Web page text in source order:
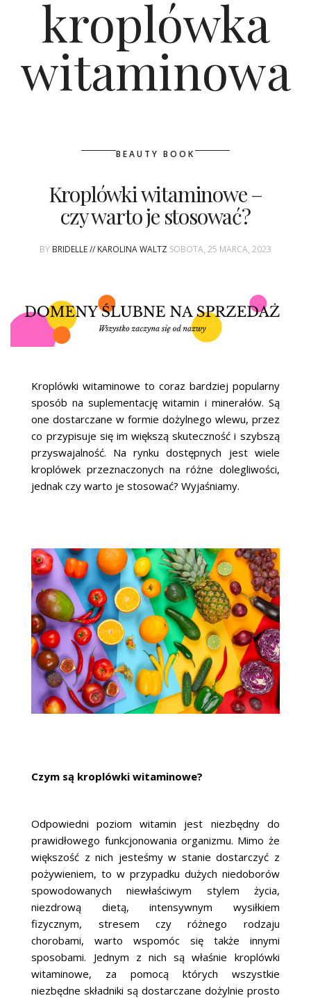
KSIĄŻKI BRIDELLE
POLECANE FIRMY
ŚLUBNE STYLE
kroplówka
witaminowa
BEAUTY BOOK
Kroplówki witaminowe –
czy warto je stosować?
BY BRIDELLE // KAROLINA WALTZ SOBOTA, 25 MARCA, 2023
Kroplówki witaminowe to coraz bardziej popularny
sposób na suplementację witamin i minerałów. Są
one dostarczane w formie dożylnego wlewu, przez
co przypisuje się im większą skuteczność i szybszą
przyswajalność. Na rynku dostępnych jest wiele
kroplówek przeznaczonych na różne dolegliwości,
jednak czy warto je stosować? Wyjaśniamy.
Czym są kroplówki witaminowe?
Odpowiedni poziom witamin jest niezbędny do
prawidłowego funkcjonowania organizmu. Mimo że
większość z nich jesteśmy w stanie dostarczyć z
pożywieniem, to w przypadku dużych niedoborów
spowodowanych niewłaściwym stylem życia,
niezdrową dietą, intensywnym wysiłkiem
fizycznym, stresem czy różnego rodzaju
chorobami, warto wspomóc się także innymi
sposobami. Jednym z nich są właśnie kroplówki
witaminowe, za pomocą których wszystkie
niezbędne składniki są dostarczane dożylnie prosto